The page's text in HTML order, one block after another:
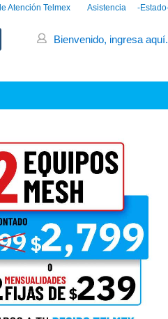
Asistencia
Atención Telmex
Bienvenido, ingresa aquí.